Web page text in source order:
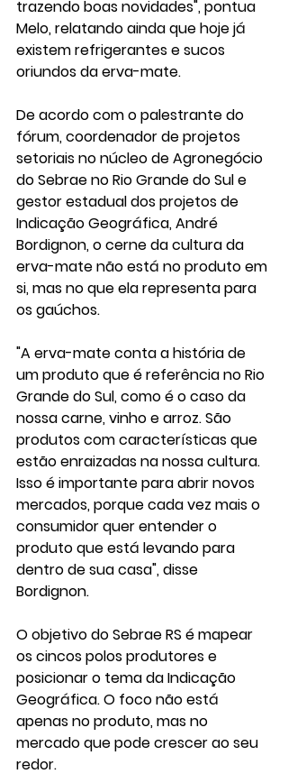
trazendo boas novidades", pontua
Melo, relatando ainda que hoje já
existem refrigerantes e sucos
oriundos da erva-mate.
De acordo com o palestrante do
fórum, coordenador de projetos
setoriais no núcleo de Agronegócio
do Sebrae no Rio Grande do Sul e
gestor estadual dos projetos de
Indicação Geográfica, André
Bordignon, o cerne da cultura da
erva-mate não está no produto em
si, mas no que ela representa para
os gaúchos.
"A erva-mate conta a história de
um produto que é referência no Rio
Grande do Sul, como é o caso da
nossa carne, vinho e arroz. São
produtos com características que
estão enraizadas na nossa cultura.
Isso é importante para abrir novos
mercados, porque cada vez mais o
consumidor quer entender o
produto que está levando para
dentro de sua casa", disse
Bordignon.
O objetivo do Sebrae RS é mapear
os cincos polos produtores e
posicionar o tema da Indicação
Geográfica. O foco não está
apenas no produto, mas no
mercado que pode crescer ao seu
redor.